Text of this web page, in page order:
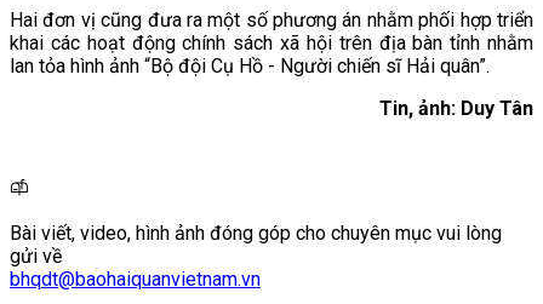
Hai đơn vị cũng đưa ra một số phương án nhằm phối hợp triển
khai các hoạt động chính sách xã hội trên địa bàn tỉnh nhằm
lan tỏa hình ảnh “Bộ đội Cụ Hồ - Người chiến sĩ Hải quân”.
Tin, ảnh: Duy Tân
Bài viết, video, hình ảnh đóng góp cho chuyên mục vui lòng
gửi về
bhqdt@baohaiquanvietnam.vn